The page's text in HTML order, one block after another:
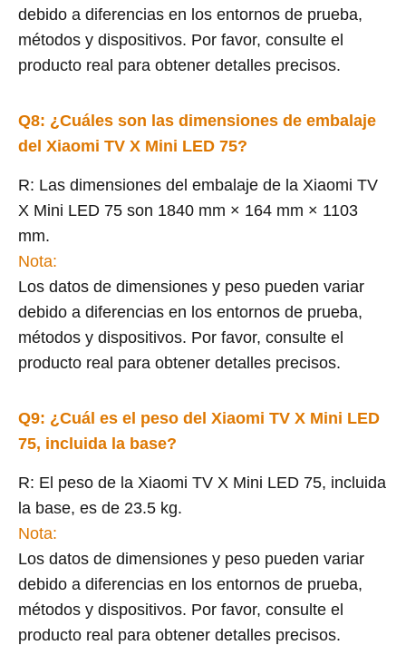
debido a diferencias en los entornos de prueba,
métodos y dispositivos. Por favor, consulte el
producto real para obtener detalles precisos.
Q8: ¿Cuáles son las dimensiones de embalaje
del Xiaomi TV X Mini LED 75?
R: Las dimensiones del embalaje de la Xiaomi TV
X Mini LED 75 son 1840 mm × 164 mm × 1103
mm.
Nota:
Los datos de dimensiones y peso pueden variar
debido a diferencias en los entornos de prueba,
métodos y dispositivos. Por favor, consulte el
producto real para obtener detalles precisos.
Q9: ¿Cuál es el peso del Xiaomi TV X Mini LED
75, incluida la base?
R: El peso de la Xiaomi TV X Mini LED 75, incluida
la base, es de 23.5 kg.
Nota:
Los datos de dimensiones y peso pueden variar
debido a diferencias en los entornos de prueba,
métodos y dispositivos. Por favor, consulte el
producto real para obtener detalles precisos.